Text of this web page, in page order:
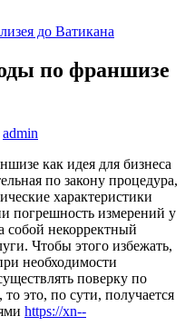
до Ватикана
по франшизе
admin
по закону процедура,
характеристики
погрешность измерений у
собой некорректный
Чтобы этого избежать,
необходимости
поверку по
это, по сути, получается
https://xn--